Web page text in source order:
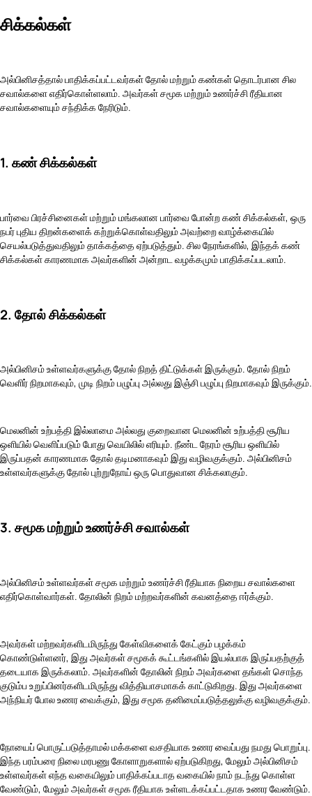
சிக்கல்கள்
அல்பினிசத்தால் பாதிக்கப்பட்டவர்கள் தோல் மற்றும் கண்கள் தொடர்பான சில
சவால்களை எதிர்கொள்ளலாம். அவர்கள் சமூக மற்றும் உணர்ச்சி ரீதியான
சவால்களையும் சந்திக்க நேரிடும்.
1. கண் சிக்கல்கள்
பார்வை பிரச்சினைகள் மற்றும் மங்கலான பார்வை போன்ற கண் சிக்கல்கள், ஒரு
நபர் புதிய திறன்களைக் கற்றுக்கொள்வதிலும் அவற்றை வாழ்க்கையில்
செயல்படுத்துவதிலும் தாக்கத்தை ஏற்படுத்தும். சில நேரங்களில், இந்தக் கண்
சிக்கல்கள் காரணமாக அவர்களின் அன்றாட வழக்கமும் பாதிக்கப்படலாம்.
2. தோல் சிக்கல்கள்
அல்பினிசம் உள்ளவர்களுக்கு தோல் நிறத் திட்டுக்கள் இருக்கும். தோல் நிறம்
வெளிர் நிறமாகவும், முடி நிறம் பழுப்பு அல்லது இஞ்சி பழுப்பு நிறமாகவும் இருக்கும்.
மெலனின் உற்பத்தி இல்லாமை அல்லது குறைவான மெலனின் உற்பத்தி சூரிய
ஒளியில் வெளிப்படும் போது வெயிலில் எரியும். நீண்ட நேரம் சூரிய ஒளியில்
இருப்பதன் காரணமாக தோல் தடிமனாகவும் இது வழிவகுக்கும். அல்பினிசம்
உள்ளவர்களுக்கு தோல் புற்றுநோய் ஒரு பொதுவான சிக்கலாகும்.
3. சமூக மற்றும் உணர்ச்சி சவால்கள்
அல்பினிசம் உள்ளவர்கள் சமூக மற்றும் உணர்ச்சி ரீதியாக நிறைய சவால்களை
எதிர்கொள்வார்கள். தோலின் நிறம் மற்றவர்களின் கவனத்தை ஈர்க்கும்.
அவர்கள் மற்றவர்களிடமிருந்து கேள்விகளைக் கேட்கும் பழக்கம்
கொண்டுள்ளனர், இது அவர்கள் சமூகக் கூட்டங்களில் இயல்பாக இருப்பதற்குத்
தடையாக இருக்கலாம். அவர்களின் தோலின் நிறம் அவர்களை தங்கள் சொந்த
குடும்ப உறுப்பினர்களிடமிருந்து வித்தியாசமாகக் காட்டுகிறது. இது அவர்களை
அந்நியர் போல உணர வைக்கும், இது சமூக தனிமைப்படுத்தலுக்கு வழிவகுக்கும்.
நோயைப் பொருட்படுத்தாமல் மக்களை வசதியாக உணர வைப்பது நமது பொறுப்பு.
இந்த பரம்பரை நிலை மரபணு கோளாறுகளால் ஏற்படுகிறது, மேலும் அல்பினிசம்
உள்ளவர்கள் எந்த வகையிலும் பாதிக்கப்படாத வகையில் நாம் நடந்து கொள்ள
வேண்டும், மேலும் அவர்கள் சமூக ரீதியாக உள்ளடக்கப்பட்டதாக உணர வேண்டும்.